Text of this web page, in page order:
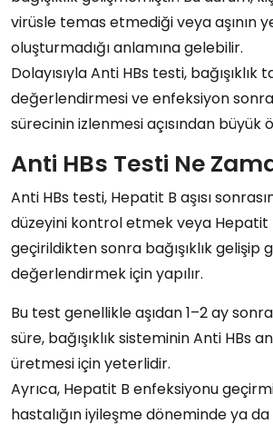
virüsle temas etmediği veyaaşının
oluşturmadığıanlamına gelebilir.
Dolayısıyla Anti HBs testi, bağışıklık
değerlendirmesiveenfeksiyon
sürecinin izlenmesiaçısından büyük
Anti HBs Testi Ne
Anti HBs testi, Hepatit B aşısı
düzeyini kontrol etmek veya Hepatit
geçirildikten sonra bağışıklık gelişip
değerlendirmek için yapılır.
Bu test genellikleaşıdan 1–2 ay sonra
süre, bağışıklık sistemininAnti HBs
üretmesi için yeterlidir.
Ayrıca, Hepatit B enfeksiyonu
hastalığın iyileşme döneminde ya